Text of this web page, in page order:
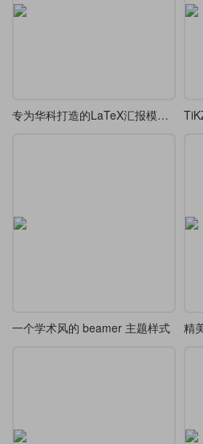
专为华科打造的LaTeX汇报模板，开题/答辩通用
一个学术风的 beamer 主题样式